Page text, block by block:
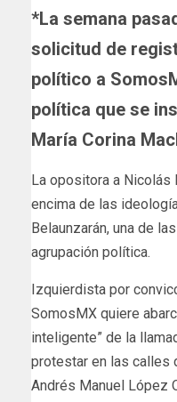
*La semana
solicitud de
político a
política que se
María Corina
La opositora a Nicolás
encima de las
Belaunzarán, una de
agrupación política.
Izquierdista por
SomosMX quiere
inteligente” de la
protestar en las calles
Andrés Manuel López